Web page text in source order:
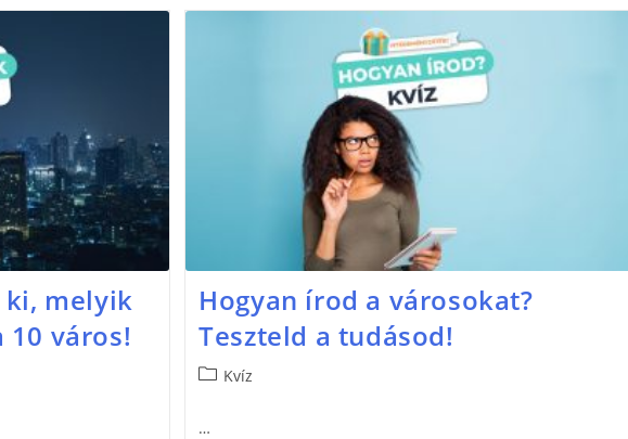
ki, melyik
10 város!
Hogyan írod a városokat?
Teszteld a tudásod!
Kvíz
…